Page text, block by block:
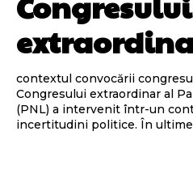
contextul convocării
Congresului extraordinar al
(PNL) a intervenit într-un
incertitudini politice. În